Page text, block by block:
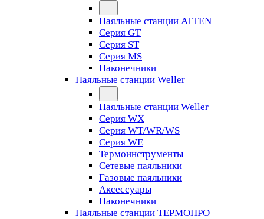
Паяльные станции ATTEN
Серия GT
Серия ST
Серия MS
Наконечники
Паяльные станции Weller
Паяльные станции Weller
Серия WX
Серия WT/WR/WS
Серия WE
Термоинструменты
Сетевые паяльники
Газовые паяльники
Аксессуары
Наконечники
Паяльные станции ТЕРМОПРО